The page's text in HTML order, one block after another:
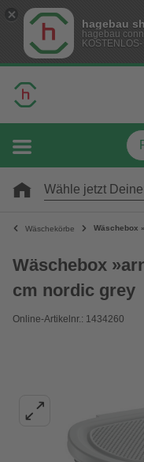
hagebau
hagebau
Wähle jetzt
Wäschekörbe Wäschebox
Wäschebox
cm nordic grey
Online-Artikelnr.: 1434260